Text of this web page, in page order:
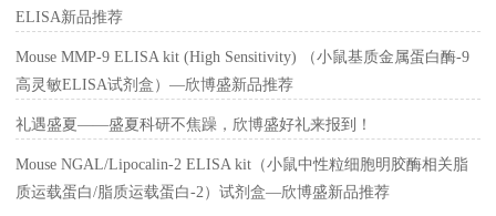
ELISA新品推荐
Mouse MMP-9 ELISA kit (High Sensitivity) （小鼠基质金属蛋白酶-9
高灵敏ELISA试剂盒）—欣博盛新品推荐
礼遇盛夏——盛夏科研不焦躁，欣博盛好礼来报到！
Mouse NGAL/Lipocalin-2 ELISA kit（小鼠中性粒细胞明胶酶相关脂
质运载蛋白/脂质运载蛋白-2）试剂盒—欣博盛新品推荐